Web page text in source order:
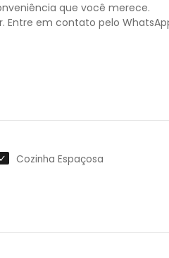
que você merece.
Entre em contato pelo
Cozinha Espaçosa